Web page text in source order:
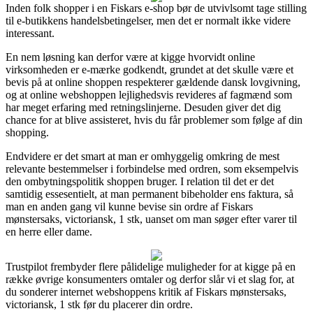
Inden folk shopper i en Fiskars e-shop bør de utvivlsomt tage stilling
til e-butikkens handelsbetingelser, men det er normalt ikke videre
interessant.
En nem løsning kan derfor være at kigge hvorvidt online
virksomheden er e-mærke godkendt, grundet at det skulle være et
bevis på at online shoppen respekterer gældende dansk lovgivning,
og at online webshoppen lejlighedsvis revideres af fagmænd som
har meget erfaring med retningslinjerne. Desuden giver det dig
chance for at blive assisteret, hvis du får problemer som følge af din
shopping.
Endvidere er det smart at man er omhyggelig omkring de mest
relevante bestemmelser i forbindelse med ordren, som eksempelvis
den ombytningspolitik shoppen bruger. I relation til det er det
samtidig essesentielt, at man permanent bibeholder ens faktura, så
man en anden gang vil kunne bevise sin ordre af Fiskars
mønstersaks, victoriansk, 1 stk, uanset om man søger efter varer til
en herre eller dame.
Trustpilot frembyder flere pålidelige muligheder for at kigge på en
række øvrige konsumenters omtaler og derfor slår vi et slag for, at
du sonderer internet webshoppens kritik af Fiskars mønstersaks,
victoriansk, 1 stk før du placerer din ordre.